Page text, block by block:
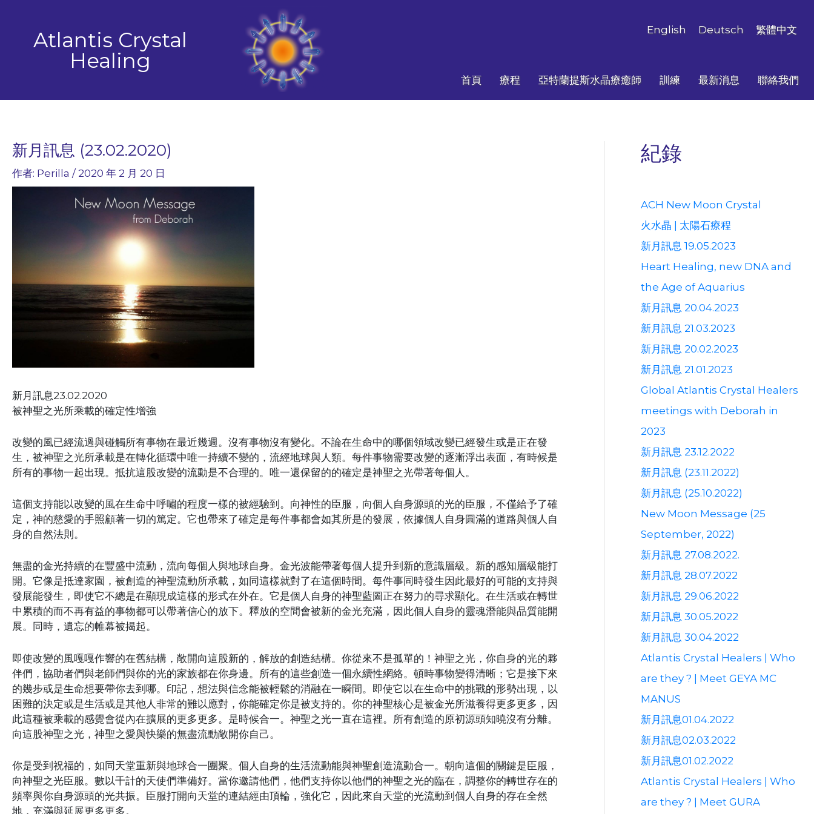
Atlantis Crystal
Healing
English Deutsch 繁體中文
首頁 療程 亞特蘭提斯水晶療癒師 訓練 最新消息 聯絡我們
新月訊息 (23.02.2020)
作者: Perilla / 2020 年 2 月 20 日
新月訊息23.02.2020
被神聖之光所乘載的確定性增強
改變的風已經流過與碰觸所有事物在最近幾週。沒有事物沒有變化。不論在生命中的哪個領域改變已經發生或是正在發
生，被神聖之光所承載是在轉化循環中唯一持續不變的，流經地球與人類。每件事物需要改變的逐漸浮出表面，有時候是
所有的事物一起出現。抵抗這股改變的流動是不合理的。唯一還保留的的確定是神聖之光帶著每個人。
這個支持能以改變的風在生命中呼嘯的程度一樣的被經驗到。向神性的臣服，向個人自身源頭的光的臣服，不僅給予了確
定，神的慈愛的手照顧著一切的篤定。它也帶來了確定是每件事都會如其所是的發展，依據個人自身圓滿的道路與個人自
身的自然法則。
無盡的金光持續的在豐盛中流動，流向每個人與地球自身。金光波能帶著每個人提升到新的意識層級。新的感知層級能打
開。它像是抵達家園，被創造的神聖流動所承載，如同這樣就對了在這個時間。每件事同時發生因此最好的可能的支持與
發展能發生，即使它不總是在顯現成這樣的形式在外在。它是個人自身的神聖藍圖正在努力的尋求顯化。在生活或在轉世
中累積的而不再有益的事物都可以帶著信心的放下。釋放的空間會被新的金光充滿，因此個人自身的靈魂潛能與品質能開
展。同時，遺忘的帷幕被揭起。
即使改變的風嘎嘎作響的在舊結構，敞開向這股新的，解放的創造結構。你從來不是孤單的！神聖之光，你自身的光的夥
伴們，協助者們與老師們與你的光的家族都在你身邊。所有的這些創造一個永續性網絡。頓時事物變得清晰；它是接下來
的幾步或是生命想要帶你去到哪。印記，想法與信念能被輕鬆的消融在一瞬間。即使它以在生命中的挑戰的形勢出現，以
困難的決定或是生活或是其他人非常的難以應對，你能確定你是被支持的。你的神聖核心是被金光所滋養得更多更多，因
此這種被乘載的感覺會從內在擴展的更多更多。是時候合一。神聖之光一直在這裡。所有創造的原初源頭知曉沒有分離。
向這股神聖之光，神聖之愛與快樂的無盡流動敞開你自己。
你是受到祝福的，如同天堂重新與地球合一團聚。個人自身的生活流動能與神聖創造流動合一。朝向這個的關鍵是臣服，
向神聖之光臣服。數以千計的天使們準備好。當你邀請他們，他們支持你以他們的神聖之光的臨在，調整你的轉世存在的
頻率與你自身源頭的光共振。臣服打開向天堂的連結經由頂輪，強化它，因此來自天堂的光流動到個人自身的存在全然
地，充滿與延展更多更多。
紀錄
ACH New Moon Crystal
火水晶 | 太陽石療程
新月訊息 19.05.2023
Heart Healing, new DNA and
the Age of Aquarius
新月訊息 20.04.2023
新月訊息 21.03.2023
新月訊息 20.02.2023
新月訊息 21.01.2023
Global Atlantis Crystal Healers
meetings with Deborah in
2023
新月訊息 23.12.2022
新月訊息 (23.11.2022)
新月訊息 (25.10.2022)
New Moon Message (25
September, 2022)
新月訊息 27.08.2022.
新月訊息 28.07.2022
新月訊息 29.06.2022
新月訊息 30.05.2022
新月訊息 30.04.2022
Atlantis Crystal Healers | Who
are they ? | Meet GEYA MC
MANUS
新月訊息01.04.2022
新月訊息02.03.2022
新月訊息01.02.2022
Atlantis Crystal Healers | Who
are they ? | Meet GURA